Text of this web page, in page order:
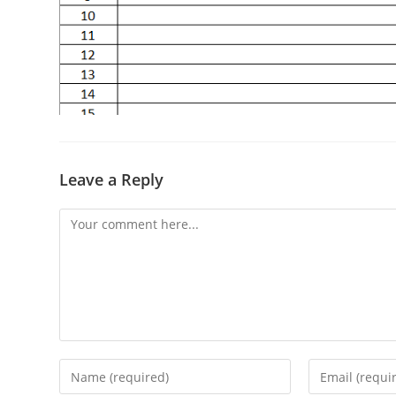
Leave a Reply
Comment
Enter
your
Enter
your